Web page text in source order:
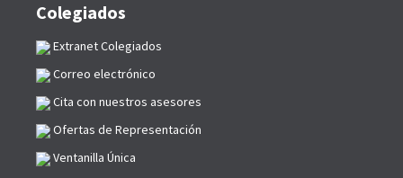
Colegiados
Extranet Colegiados
Correo electrónico
Cita con nuestros asesores
Ofertas de Representación
Ventanilla Única